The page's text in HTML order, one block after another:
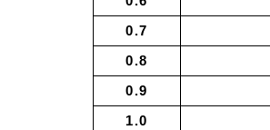
0.7
0.8
0.9
1.0